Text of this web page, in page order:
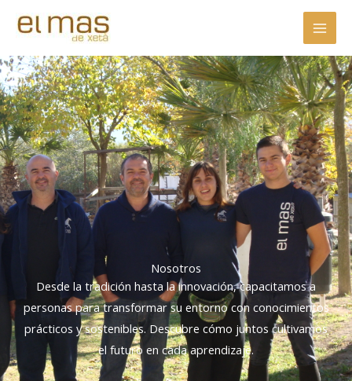
contenido
Nosotros
Desde la tradición hasta la innovación, capacitamos a
personas para transformar su entorno con conocimientos
prácticos y sostenibles. Descubre cómo juntos cultivamos
el futuro en cada aprendizaje.